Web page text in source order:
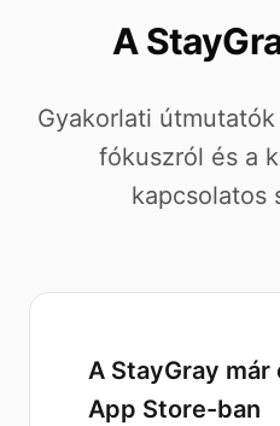
A
Gyakorlati
fókuszról és a
kapcsolatos
A StayGray már
App Store-ban